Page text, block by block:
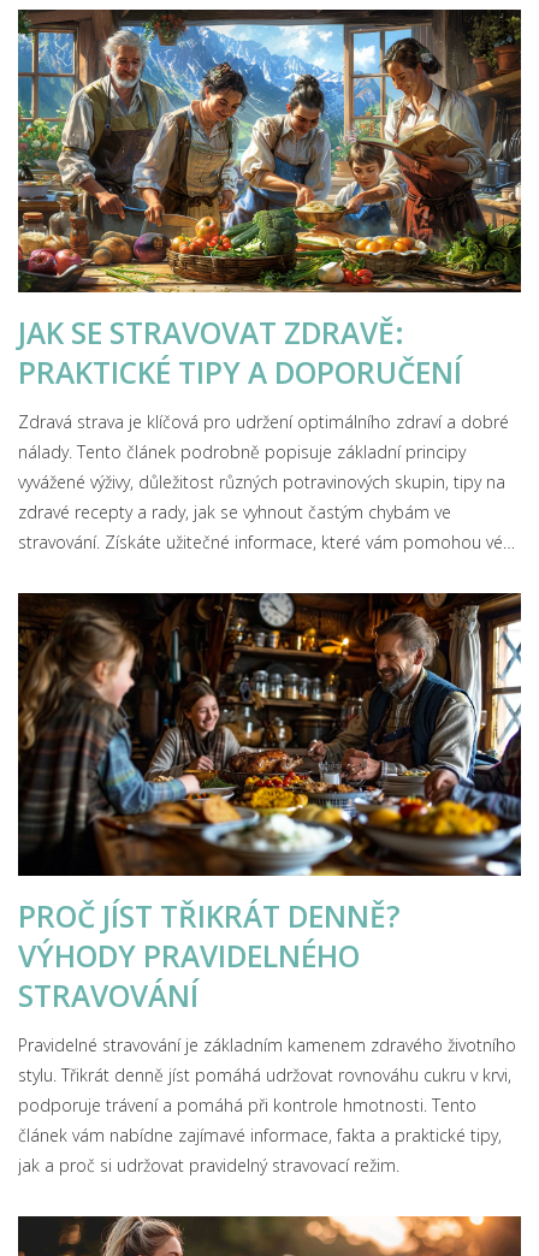
JAK SE STRAVOVAT ZDRAVĚ:
PRAKTICKÉ TIPY A DOPORUČENÍ
Zdravá strava je klíčová pro udržení optimálního zdraví a dobré
nálady. Tento článek podrobně popisuje základní principy
vyvážené výživy, důležitost různých potravinových skupin, tipy na
zdravé recepty a rady, jak se vyhnout častým chybám ve
stravování. Získáte užitečné informace, které vám pomohou vést
PROČ JÍST TŘIKRÁT DENNĚ?
VÝHODY PRAVIDELNÉHO
STRAVOVÁNÍ
Pravidelné stravování je základním kamenem zdravého životního
stylu. Třikrát denně jíst pomáhá udržovat rovnováhu cukru v krvi,
podporuje trávení a pomáhá při kontrole hmotnosti. Tento
článek vám nabídne zajímavé informace, fakta a praktické tipy,
jak a proč si udržovat pravidelný stravovací režim.